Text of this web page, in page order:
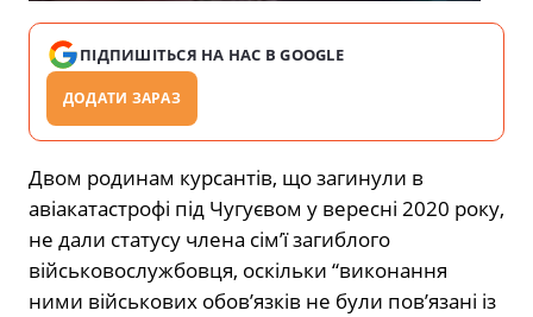
ПІДПИШІТЬСЯ НА НАС В GOOGLE
ДОДАТИ ЗАРАЗ
Двом родинам курсантів, що загинули в
авіакатастрофі під Чугуєвом у вересні 2020 року,
не дали статусу члена сім’ї загиблого
військовослужбовця, оскільки “виконання
ними військових обов’язків не були пов’язані із